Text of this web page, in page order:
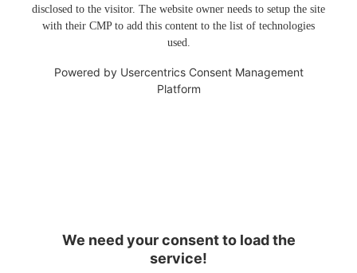
disclosed to the visitor. The website owner needs to setup the site
with their CMP to add this content to the list of technologies
used.
Powered by Usercentrics Consent Management
Platform
We need your consent to load the
service!